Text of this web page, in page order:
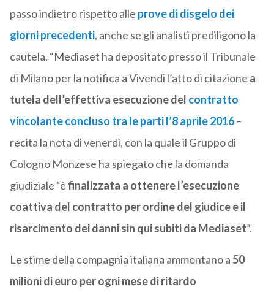
passo indietro rispetto alle prove di disgelo dei
giorni precedenti, anche se gli analisti prediligono la
cautela. “Mediaset ha depositato presso il Tribunale
di Milano per la notifica a Vivendi l’atto di citazione a
tutela dell’effettiva esecuzione del contratto
vincolante concluso tra le parti l’8 aprile 2016–
recita la nota di venerdì, con la quale il Gruppo di
Cologno Monzese ha spiegato che la domanda
giudiziale “èfinalizzata a ottenere l’esecuzione
coattiva del contratto per ordine del giudice e il
risarcimento dei danni sin qui subiti da Mediaset”.
Le stime della compagnia italiana ammontano a50
milioni di euro per ogni mese di ritardo